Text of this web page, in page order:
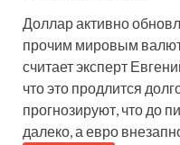
Доллар активно
прочим мировым
считает эксперт
что это продлится
прогнозируют, что до
далеко, а евро